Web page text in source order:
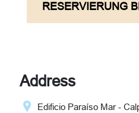
RESERVIERUNG
Address
Edificio Paraíso Mar -